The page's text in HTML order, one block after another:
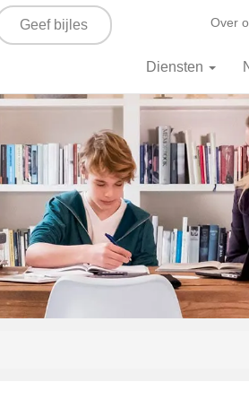
Geef bijles Over
Diensten